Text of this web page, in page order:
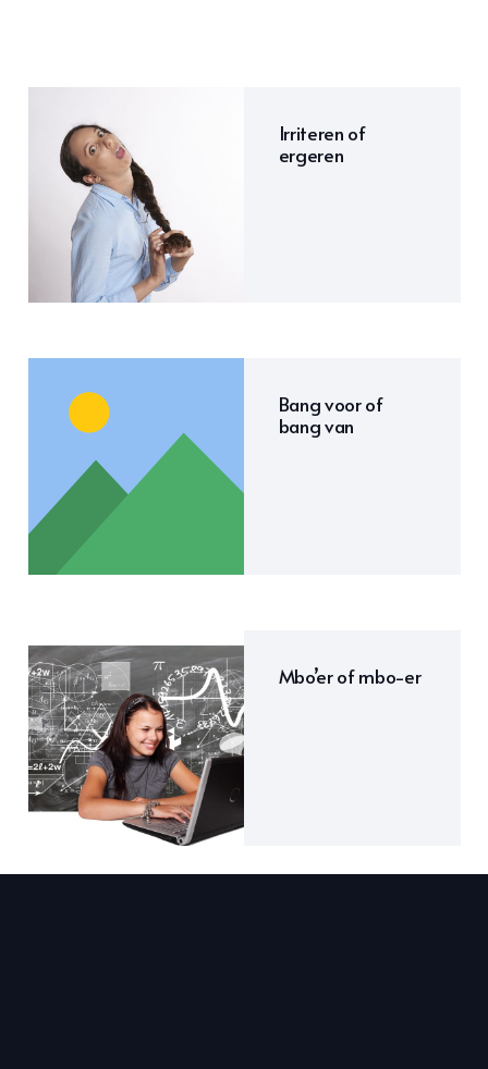
Irriteren of
ergeren
Bang voor of
bang van
Mbo’er of mbo-er